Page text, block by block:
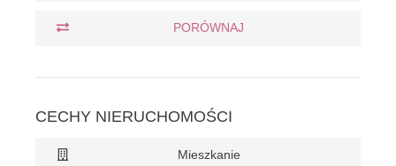
PORÓWNAJ
CECHY NIERUCHOMOŚCI
Mieszkanie